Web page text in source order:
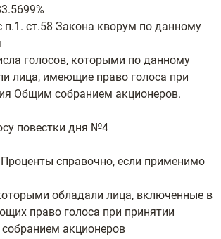
п.1. ст.58 Закона кворум по данному
голосов, которыми по данному
лица, имеющие право голоса при
Общим собранием акционеров.
повестки дня №4
справочно, если применимо
обладали лица, включенные в
право голоса при принятии
акционеров